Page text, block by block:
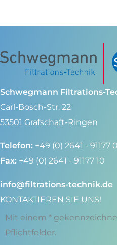
Schwegmann Filtrations-
Carl-Bosch-Str. 22
53501 Grafschaft-Ringen
Telefon: +49 (0) 2641 - 91177 0
Fax: +49 (0) 2641 - 91177 10
info@filtrations-technik.de
KONTAKTIEREN SIE UNS!
Mit einem *
Pflichtfelder.